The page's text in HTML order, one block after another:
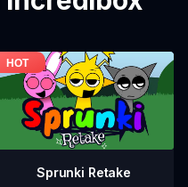
Sprunki Retake